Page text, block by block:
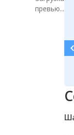
превью...